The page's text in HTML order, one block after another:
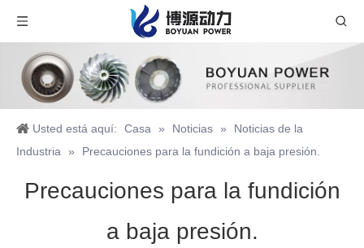
Usted está aquí: Casa » Noticias »
Noticias de la
Industria
» Precauciones para la fundición a baja presión.
Precauciones para la fundición
a baja presión.